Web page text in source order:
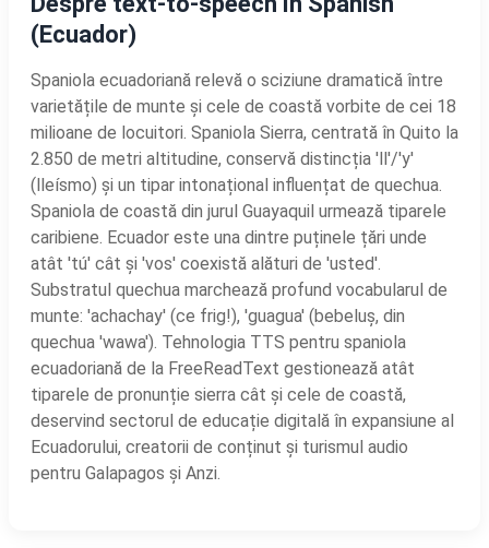
(Ecuador)
Spaniola ecuadoriană relevă o sciziune dramatică între
varietățile de munte și cele de coastă vorbite de cei 18
milioane de locuitori. Spaniola Sierra, centrată în Quito la
2.850 de metri altitudine, conservă distincția 'll'/'y'
(lleísmo) și un tipar intonațional influențat de quechua.
Spaniola de coastă din jurul Guayaquil urmează tiparele
caribiene. Ecuador este una dintre puținele țări unde
atât 'tú' cât și 'vos' coexistă alături de 'usted'.
Substratul quechua marchează profund vocabularul de
munte: 'achachay' (ce frig!), 'guagua' (bebeluș, din
quechua 'wawa'). Tehnologia TTS pentru spaniola
ecuadoriană de la FreeReadText gestionează atât
tiparele de pronunție sierra cât și cele de coastă,
deservind sectorul de educație digitală în expansiune al
Ecuadorului, creatorii de conținut și turismul audio
pentru Galapagos și Anzi.